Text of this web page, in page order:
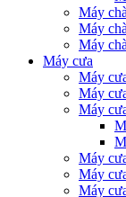
Máy
Máy
Máy
Máy cưa
Máy
Máy
Máy
Máy
Máy
Máy